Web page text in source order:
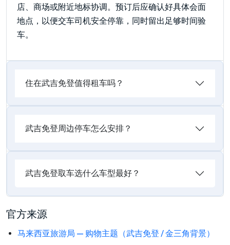
店、商场或附近地标协调。预订后应确认好具体会面
地点，以便交车司机安全停靠，同时留出足够时间验
车。
住在武吉免登值得租车吗？
武吉免登周边停车怎么安排？
武吉免登取车选什么车型最好？
官方来源
马来西亚旅游局 — 购物主题（武吉免登 / 金三角背景）